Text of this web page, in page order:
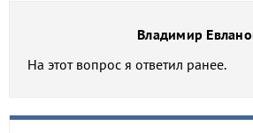
Владимир
На этот вопрос я ответил ранее.